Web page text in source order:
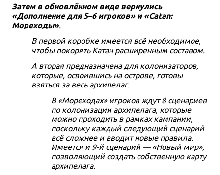
Catan: Мореходы
3 990 ₽
Catan: Мореходы.
2 490 ₽
Купить
Затем в обновлённом виде вернулись
«Дополнение для 5–6 игроков» и «Catan:
Мореходы».
В первой коробке имеется всё необходимое,
чтобы покорять Катан расширенным составом.
А вторая предназначена для колонизаторов,
которые, освоившись на острове, готовы
взяться за весь архипелаг.
В «Мореходах» игроков ждут 8 сценариев
по колонизации архипелага, которые
можно проходить в рамках кампании,
поскольку каждый следующий сценарий
всё сложнее и вводит новые правила.
Имеется и 9-й сценарий — «Новый мир»,
позволяющий создать собственную карту
архипелага.